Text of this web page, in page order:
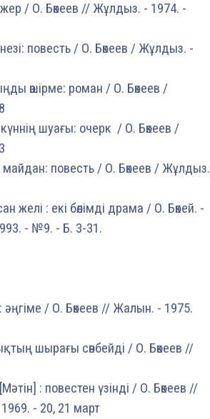
жер / О. Бөкеев // Жұлдыз. - 1974. -
повесть / О. Бөкеев / Жұлдыз. -
өшірме: роман / О. Бөкеев /
күннің шуағы: очерк / О. Бөкеев /
майдан: повесть / О. Бөкеев / Жұлдыз.
желі : екі бөлімді драма / О. Бөкей. -
- №9. - Б. 3-31.
әңгіме / О. Бөкеев // Жалын. - 1975.
шырағы сөнбейді / О. Бөкеев //
: повестен үзінді / О. Бөкеев //
- 20, 21 март